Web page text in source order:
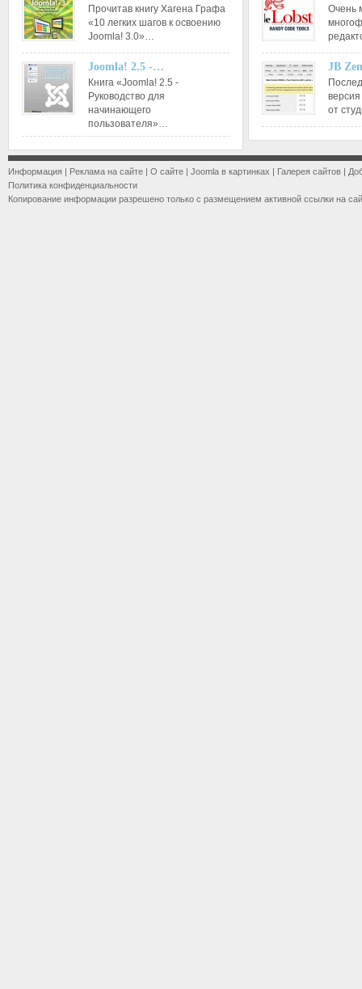
Прочитав книгу Хагена Графа
«10 легких шагов к освоению
Joomla! 3.0»…
Joomla! 2.5 -…
Книга «Joomla! 2.5 -
Руководство для
начинающего
пользователя»…
Очень
JB
от
Информация | Реклама на сайте | О сайте | Joomla в картинках | Галерея сайтов |
Политика конфиденциальности
Копирование информации разрешено только с размещением активной ссылки на